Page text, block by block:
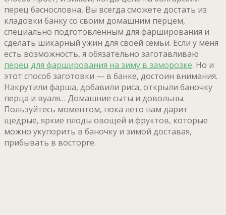
перец баснословна, Вы всегда сможете достать из
кладовки банку со своим домашним перцем,
специально подготовленным для фарширования и
сделать шикарный ужин для своей семьи. Если у меня
есть возможность, я обязательно заготавливаю
перец для фарширования на зиму в заморозке. Но и
этот способ заготовки — в банке, достоин внимания.
Накрутили фарша, добавили риса, открыли баночку
перца и вуаля… Домашние сыты и довольны.
Пользуйтесь моментом, пока лето нам дарит
щедрые, яркие плоды овощей и фруктов, которые
можно укупорить в баночку и зимой доставая,
прибывать в восторге.